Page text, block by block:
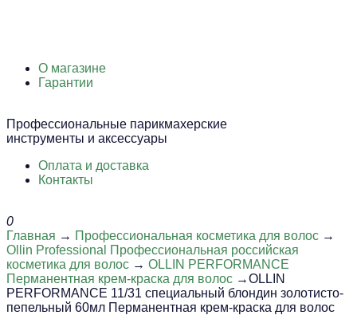
О магазине
Гарантии
Профессиональные парикмахерские
инструменты и аксессуары
Оплата и доставка
Контакты
0
Главная → Профессиональная косметика для волос →
Ollin Professional Профессиональная российская
косметика для волос → OLLIN PERFORMANCE
Перманентная крем-краска для волос →OLLIN
PERFORMANCE 11/31 специальный блондин золотисто-
пепельный 60мл Перманентная крем-краска для волос